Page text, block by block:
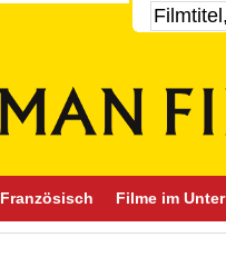
Französisch Filme im